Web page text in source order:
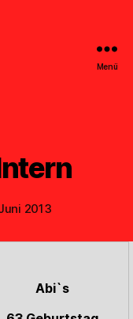
Menü
2013
Abi`s